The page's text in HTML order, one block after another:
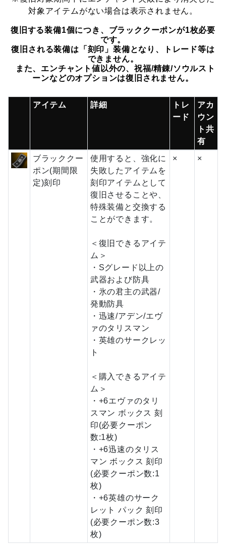
対象アイテムがない場合は表示されません。
復旧する装備1個につき、ブラッククーポンが1枚必要
です。
復旧される装備は「刻印」装備となり、トレード等は
できません。
また、エンチャント値以外の、祝福/精錬/ソウルスト
ーンなどのオプションは復旧されません。
アイテム 詳細
トレ
ード
アカ
ウン
ト共
有
ブラッククー
ポン(期間限
定)刻印
使用すると、強化に
失敗したアイテムを
刻印アイテムとして
復旧させることや、
特殊装備と交換する
ことができます。
＜復旧できるアイテ
ム＞
・Sグレード以上の
武器および防具
・氷の君主の武器/
発動防具
・迅速/アデン/エヴ
ァのタリスマン
・英雄のサークレッ
ト
＜購入できるアイテ
ム＞
・+6エヴァのタリ
スマン ボックス 刻
印(必要クーポン
数:1枚)
・+6迅速のタリス
マン ボックス 刻印
(必要クーポン数:1
枚)
・+6英雄のサーク
レット パック 刻印
(必要クーポン数:3
枚)
× ×